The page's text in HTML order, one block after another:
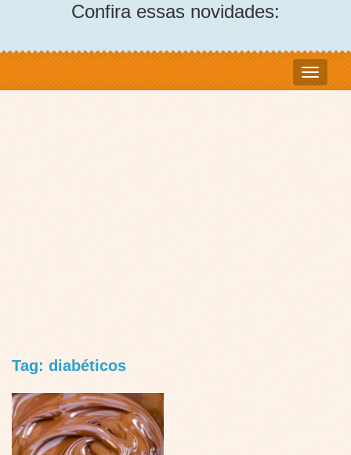
Confira essas novidades:
Tag: diabéticos